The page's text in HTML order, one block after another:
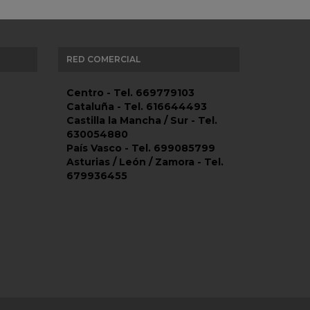
RED COMERCIAL
Centro - Tel. 669779103
Cataluña - Tel. 616644493
Castilla la Mancha / Sur - Tel.
630054880
País Vasco - Tel. 699085799
Asturias / León / Zamora - Tel.
679936455